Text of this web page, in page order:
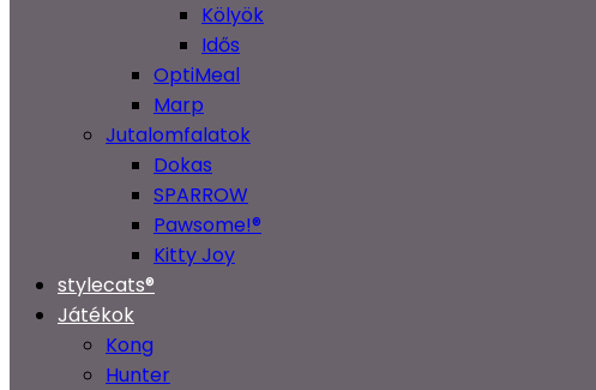
Kölyök
Idős
OptiMeal
Marp
Jutalomfalatok
Dokas
SPARROW
Pawsome!®
Kitty Joy
stylecats®
Játékok
Kong
Hunter